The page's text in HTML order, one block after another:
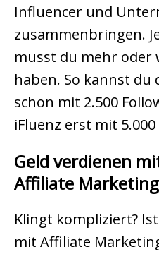
Influencer und
zusammenbringen.
musst du mehr oder
haben. So kannst du
schon mit 2.500
iFluenz erst mit
Geld verdienen
Affiliate Marketing
Klingt kompliziert?
mit Affiliate